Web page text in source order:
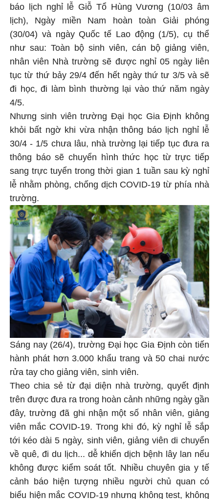
báo lịch nghỉ lễ Giỗ Tổ Hùng Vương (10/03 âm
lịch), Ngày miền Nam hoàn toàn Giải phóng
(30/04) và ngày Quốc tế Lao động (1/5), cụ thể
như sau: Toàn bộ sinh viên, cán bộ giảng viên,
nhân viên Nhà trường sẽ được nghỉ 05 ngày liên
tục từ thứ bảy 29/4 đến hết ngày thứ tư 3/5 và sẽ
đi học, đi làm bình thường lại vào thứ năm ngày
4/5.
Nhưng sinh viên trường Đại học Gia Định không
khỏi bất ngờ khi vừa nhận thông báo lịch nghỉ lễ
30/4 - 1/5 chưa lâu, nhà trường lại tiếp tục đưa ra
thông báo sẽ chuyển hình thức học từ trực tiếp
sang trực tuyển trong thời gian 1 tuần sau kỳ nghỉ
lễ nhằm phòng, chống dịch COVID-19 từ phía nhà
trường.
Sáng nay (26/4), trường Đại học Gia Định còn tiến
hành phát hơn 3.000 khẩu trang và 50 chai nước
rửa tay cho giảng viên, sinh viên.
Theo chia sẻ từ đại diện nhà trường, quyết định
trên được đưa ra trong hoàn cảnh những ngày gần
đây, trường đã ghi nhận một số nhân viên, giảng
viên mắc COVID-19. Trong khi đó, kỳ nghỉ lễ sắp
tới kéo dài 5 ngày, sinh viên, giảng viên di chuyển
về quê, đi du lịch... dễ khiến dịch bệnh lây lan nếu
không được kiểm soát tốt. Nhiều chuyên gia y tế
cảnh báo hiện tượng nhiều người chủ quan có
biểu hiện mắc COVID-19 nhưng không test, không